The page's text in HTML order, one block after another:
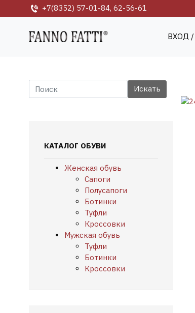
+7(8352) 57-01-84, 62-56-61
ВХОД
КАТАЛОГ ОБУВИ
Женская обувь
Сапоги
Полусапоги
Ботинки
Туфли
Кроссовки
Мужская обувь
Туфли
Ботинки
Кроссовки